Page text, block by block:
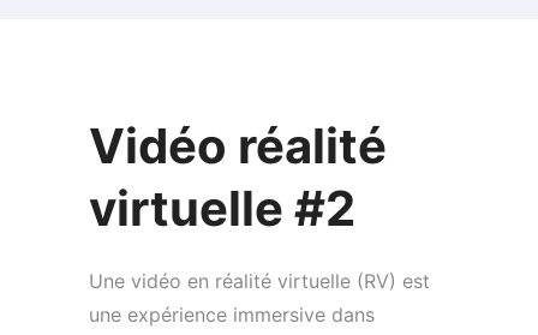
Vidéo réalité
virtuelle #2
Une vidéo en réalité virtuelle (RV) est
une expérience immersive dans